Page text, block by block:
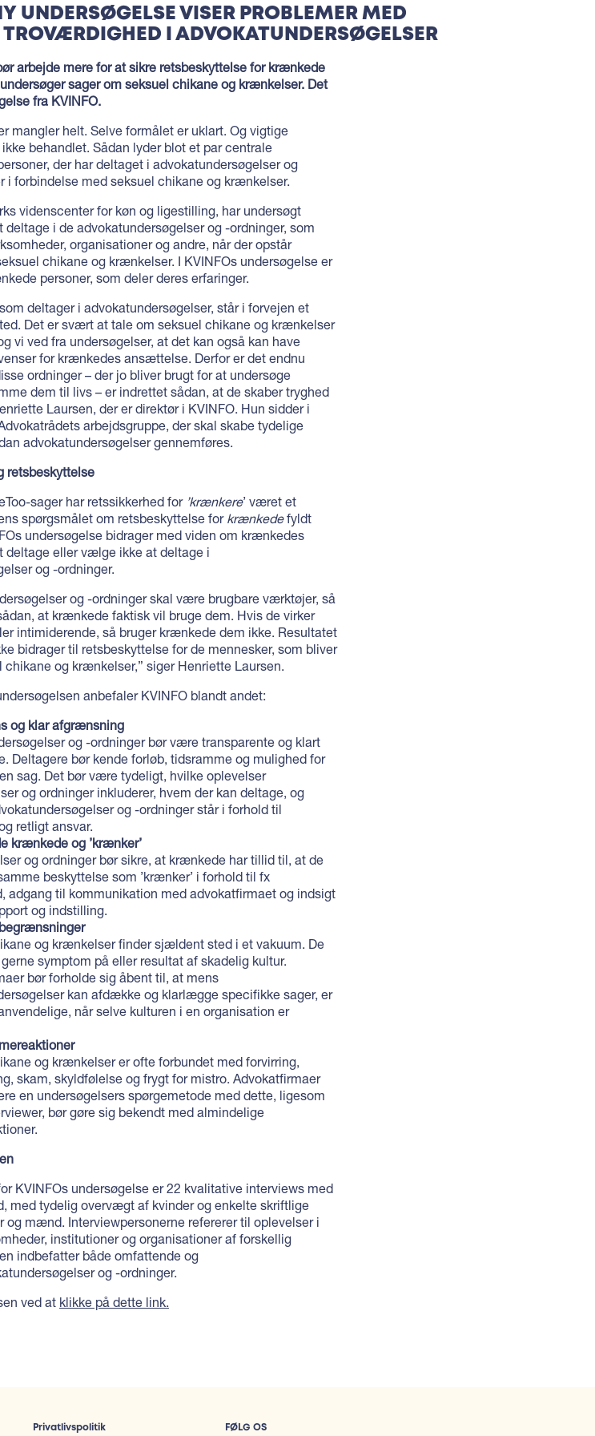
UNDERSØGELSE VISER PROBLEMER MED
I ADVOKATUNDERSØGELSER
arbejde mere for at sikre retsbeskyttelse for krænkede
sager om seksuel chikane og krænkelser. Det
fra KVINFO.
mangler helt. Selve formålet er uklart. Og vigtige
behandlet. Sådan lyder blot et par centrale
der har deltaget i advokatundersøgelser og
i forbindelse med seksuel chikane og krænkelser.
videnscenter for køn og ligestilling, har undersøgt
deltage i de advokatundersøgelser og -ordninger, som
organisationer og andre, når der opstår
chikane og krænkelser. I KVINFOs undersøgelse er
personer, som deler deres erfaringer.
deltager i advokatundersøgelser, står i forvejen et
Det er svært at tale om seksuel chikane og krænkelser
vi ved fra undersøgelser, at det kan også kan have
for krænkedes ansættelse. Derfor er det endnu
ordninger – der jo bliver brugt for at undersøge
dem til livs – er indrettet sådan, at de skaber tryghed
Laursen, der er direktør i KVINFO. Hun sidder i
arbejdsgruppe, der skal skabe tydelige
advokatundersøgelser gennemføres.
retsbeskyttelse
sager har retssikkerhed for ’krænkere’ været et
spørgsmålet om retsbeskyttelse for krænkedefyldt
undersøgelse bidrager med viden om krænkedes
deltage eller vælge ikke at deltage i
og -ordninger.
og -ordninger skal være brugbare værktøjer, så
at krænkede faktisk vil bruge dem. Hvis de virker
intimiderende, så bruger krænkede dem ikke. Resultatet
bidrager til retsbeskyttelse for de mennesker, som bliver
chikane og krænkelser,” siger Henriette Laursen.
anbefaler KVINFO blandt andet:
og klar afgrænsning
og -ordninger bør være transparente og klart
Deltagere bør kende forløb, tidsramme og mulighed for
sag. Det bør være tydeligt, hvilke oplevelser
og ordninger inkluderer, hvem der kan deltage, og
og -ordninger står i forhold til
retligt ansvar.
krænkede og ’krænker’
og ordninger bør sikre, at krænkede har tillid til, at de
beskyttelse som ’krænker’ i forhold til fx
adgang til kommunikation med advokatfirmaet og indsigt
og indstilling.
og krænkelser finder sjældent sted i et vakuum. De
symptom på eller resultat af skadelig kultur.
bør forholde sig åbent til, at mens
kan afdække og klarlægge specifikke sager, er
når selve kulturen i en organisation er
og krænkelser er ofte forbundet med forvirring,
skam, skyldfølelse og frygt for mistro. Advokatfirmaer
en undersøgelsers spørgemetode med dette, ligesom
bør gøre sig bekendt med almindelige
KVINFOs undersøgelse er 22 kvalitative interviews med
med tydelig overvægt af kvinder og enkelte skriftlige
og mænd. Interviewpersonerne refererer til oplevelser i
institutioner og organisationer af forskellig
indbefatter både omfattende og
og -ordninger.
ved at klikke på dette link.
Privatlivspolitik FØLG OS